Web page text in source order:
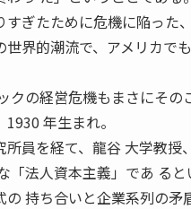
ぎたために危機に陥った
界的潮流で、アメリカで
クの経営危機もまさにその
年生まれ。
員を経て、龍谷 大学教授
「法人資本主義」であ る
持ち合いと企業系列の矛